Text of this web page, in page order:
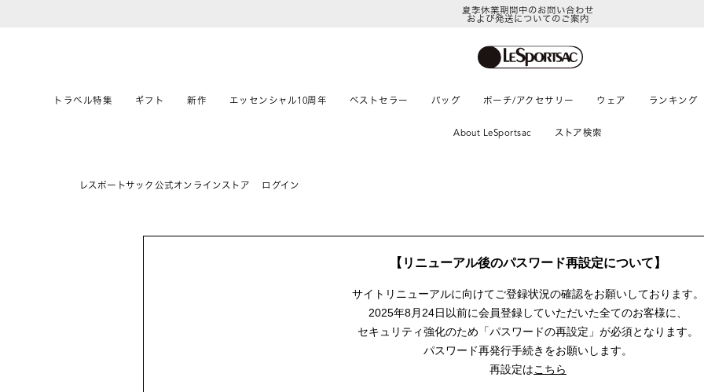
夏季休業期間中のお問い合わせ
および発送についてのご案内
トラベル特集 ギフト 新作 エッセンシャル10周年 ベストセラー バッグ ポーチ/アクセサリー ウェア ランキング
About LeSportsac ストア検索
レスポートサック公式オンラインストア ログイン
【リニューアル後のパスワード再設定について】
サイトリニューアルに向けてご登録状況の確認をお願いしております。
2025年8月24日以前に会員登録していただいた全てのお客様に、
セキュリティ強化のため「パスワードの再設定」が必須となります。
パスワード再発行手続きをお願いします。
再設定はこちら